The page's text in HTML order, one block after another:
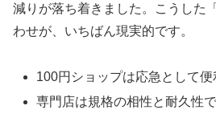
減りが落ち着きました。こうした
わせが、いちばん現実的です。
100円ショップは応急として便
専門店は規格の相性と耐久性